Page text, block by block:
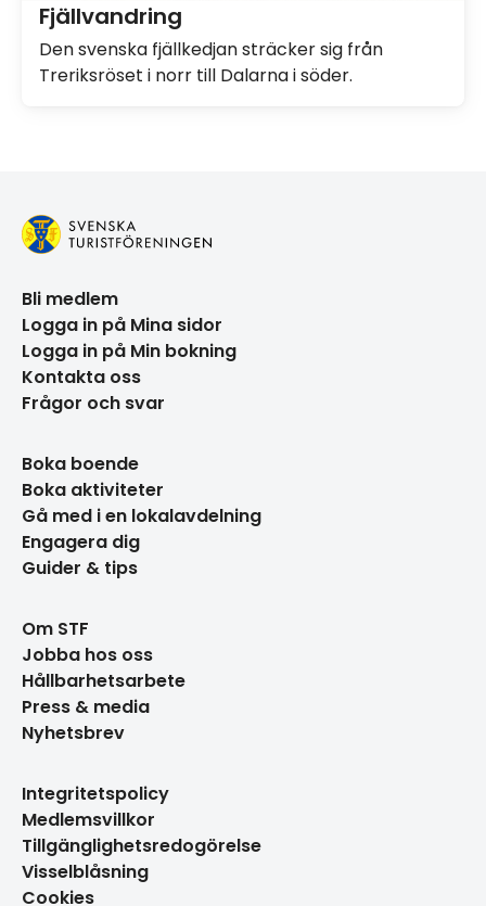
Fjällvandring
Den svenska fjällkedjan sträcker sig från
Treriksröset i norr till Dalarna i söder.
Bli medlem
Logga in på Mina sidor
Logga in på Min bokning
Kontakta oss
Frågor och svar
Boka boende
Boka aktiviteter
Gå med i en lokalavdelning
Engagera dig
Guider & tips
Om STF
Jobba hos oss
Hållbarhetsarbete
Press & media
Nyhetsbrev
Integritetspolicy
Medlemsvillkor
Tillgänglighetsredogörelse
Visselblåsning
Cookies